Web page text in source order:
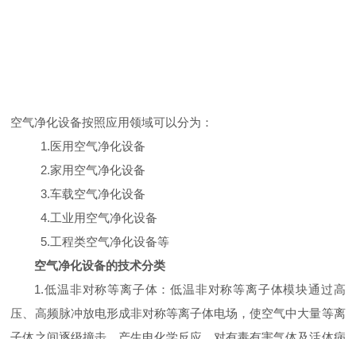
空气净化设备按照应用领域可以分为：
1.医用空气净化设备
2.家用空气净化设备
3.车载空气净化设备
4.工业用空气净化设备
5.工程类空气净化设备等
空气净化设备的技术分类
1.低温非对称等离子体：低温非对称等离子体模块通过高
压、高频脉冲放电形成非对称等离子体电场，使空气中大量等离